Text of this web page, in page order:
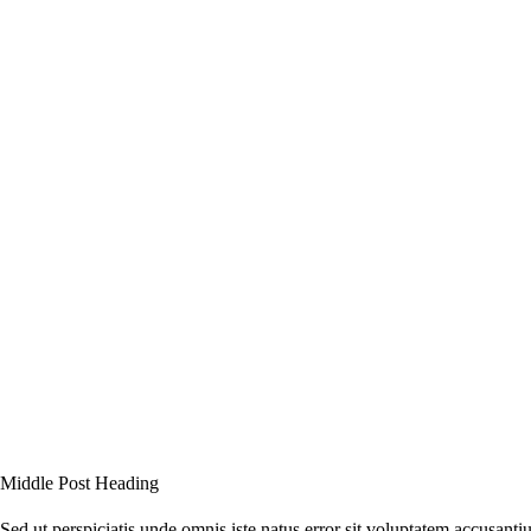
Middle Post Heading